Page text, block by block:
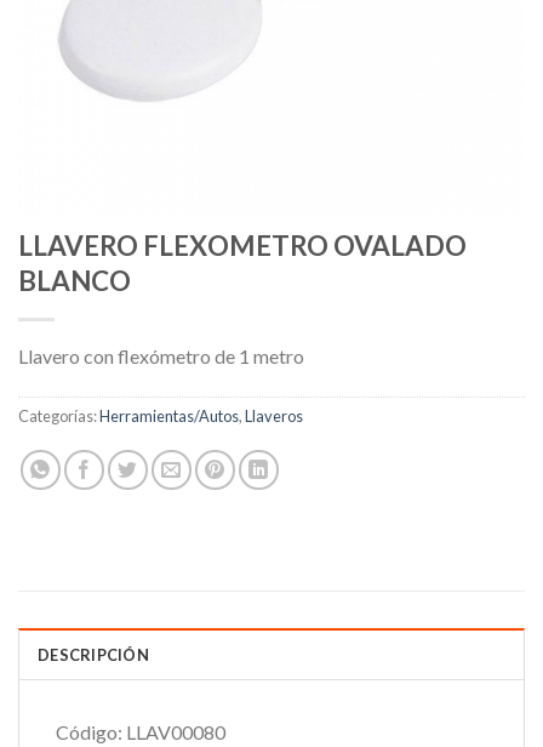
LLAVERO FLEXOMETRO OVALADO
BLANCO
Llavero con flexómetro de 1 metro
Categorías:Herramientas/Autos,Llaveros
DESCRIPCIÓN
Código: LLAV00080